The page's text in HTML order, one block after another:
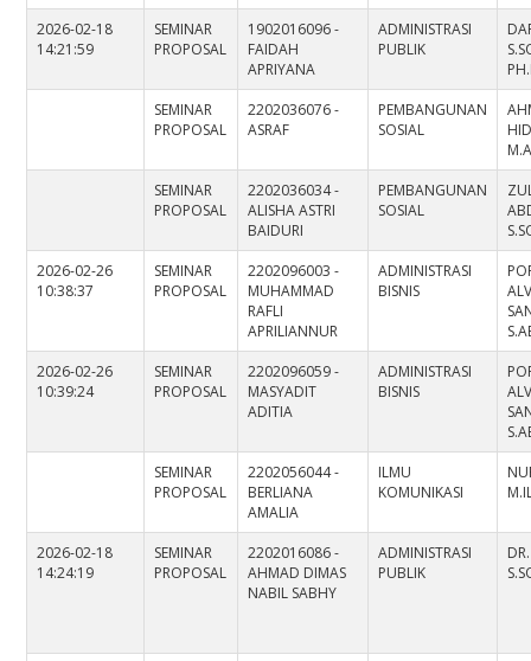
2026-02-18
14:21:59
SEMINAR
PROPOSAL
1902016096 -
FAIDAH
APRIYANA
ADMINISTRASI
PUBLIK
SEMINAR
PROPOSAL
2202036076 -
ASRAF
PEMBANGUNAN
SOSIAL
SEMINAR
PROPOSAL
2202036034 -
ALISHA ASTRI
BAIDURI
PEMBANGUNAN
SOSIAL
2026-02-26
10:38:37
SEMINAR
PROPOSAL
2202096003 -
MUHAMMAD
RAFLI
APRILIANNUR
ADMINISTRASI
BISNIS
2026-02-26
10:39:24
SEMINAR
PROPOSAL
2202096059 -
MASYADIT
ADITIA
ADMINISTRASI
BISNIS
SEMINAR
PROPOSAL
2202056044 -
BERLIANA
AMALIA
ILMU
KOMUNIKASI
2026-02-18
14:24:19
SEMINAR
PROPOSAL
2202016086 -
AHMAD DIMAS
NABIL SABHY
ADMINISTRASI
PUBLIK